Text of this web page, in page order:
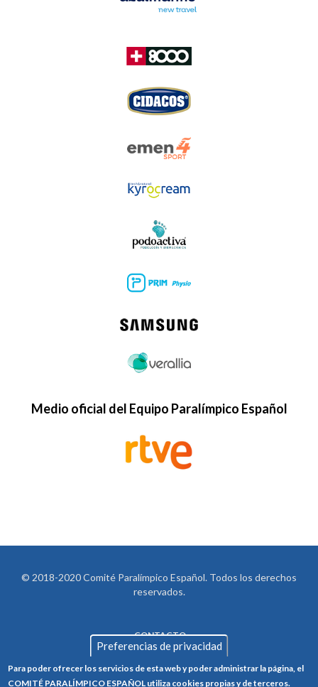
Medio oficial del Equipo Paralímpico Español
© 2018-2020 Comité Paralímpico Español. Todos los derechos
reservados.
FOOTER
CONTACTO
POLÍTICA DE PRIVACIDAD
Preferencias de privacidad
Para poder ofrecer los servicios de esta web y poder administrar la página, el
COMITÉ PARALÍMPICO ESPAÑOL utiliza cookies propias y de terceros.